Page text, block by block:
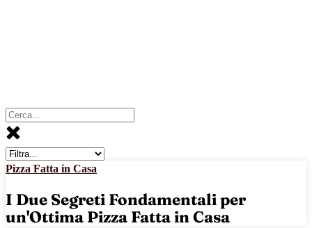
Pizza Fatta in Casa
I Due Segreti Fondamentali per
un'Ottima Pizza Fatta in Casa